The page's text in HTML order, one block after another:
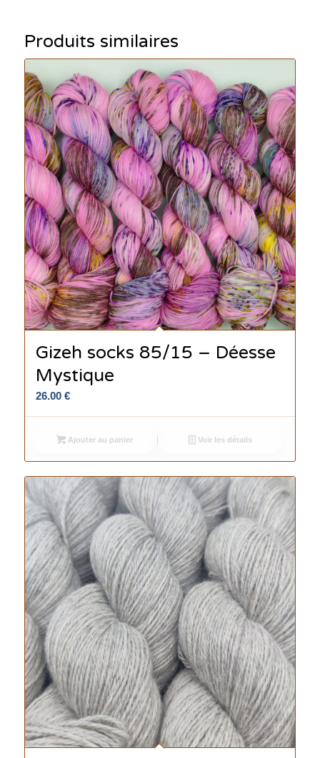
Produits similaires
Gizeh socks 85/15 – Déesse
Mystique
26.00 €
Ajouter au panier Voir les détails